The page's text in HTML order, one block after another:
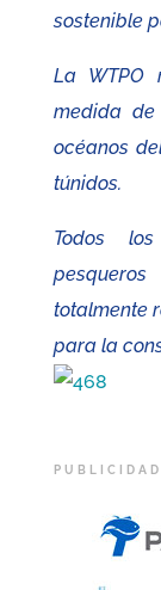
sostenible
La WTPO
medida
océanos
túnidos.
Todos
totalmente
para la